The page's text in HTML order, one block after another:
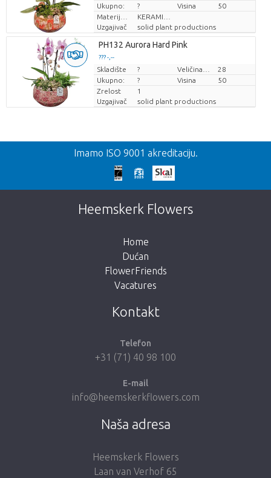
Ukupno:
? Visina
50
Uzgajivač
solid plant productions
PH132 Aurora Hard Pink
??? -,--
Cijena po komadu
Skladište ?
28
Ukupno:
? Visina
50
Zrelost
1
Uzgajivač
solid plant productions
Nazad
Prekasno!
Nažalost, ovaj artikl je rasprodan. Kliknite na
gumb ispod za povratak u trgovinu.
Imamo ISO 9001 akreditaciju.
Heemskerk Flowers
Home
Dućan
FlowerFriends
Vacatures
Kontakt
Telefon
+31 (71) 40 98 100
E-mail
info@heemskerkflowers.com
Naša adresa
Heemskerk Flowers
Laan van Verhof 65